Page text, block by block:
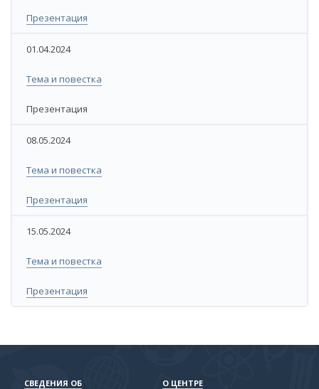
​​Презентация
01.04.2024​
​​Тема и повестка
​Презентация
​08.05.2024
​Тема и повестка
​​Презентация
​15.05.2024
​​​Тема и повестка​
​​​Презентация​
СВЕДЕНИЯ ОБ
О ЦЕНТРЕ